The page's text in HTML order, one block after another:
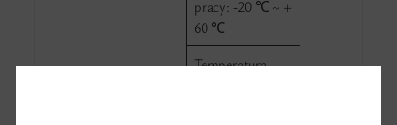
pracy: -20 ℃ ~ +
60 ℃
Temperatura